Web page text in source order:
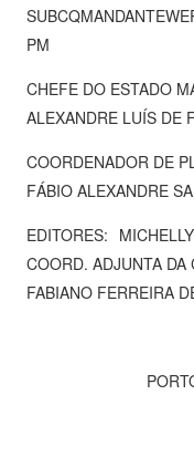
PM
CHEFE DO ESTADO
ALEXANDRE LUÍS DE
COORDENADOR DE
FÁBIO ALEXANDRE
EDITORES:
COORD. ADJUNTA DA
FABIANO FERREIRA